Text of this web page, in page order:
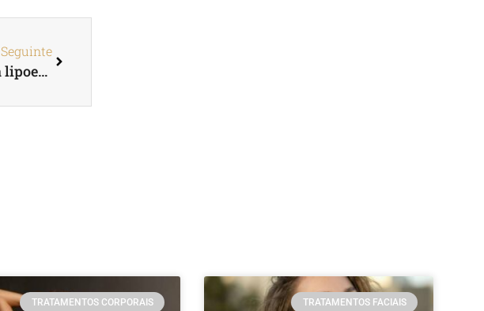
Seguinte
Diferenças entre a lipoaspiração e a lipoescultura
TRATAMENTOS CORPORAIS TRATAMENTOS FACIAIS